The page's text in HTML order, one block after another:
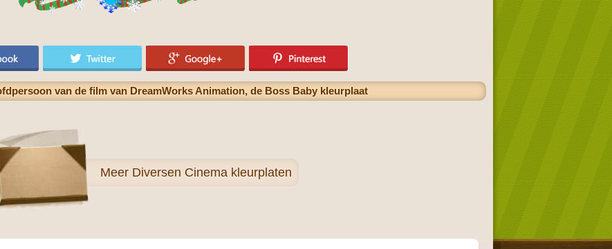
van de film van DreamWorks Animation, de Boss Baby kleurplaat
Meer Diversen Cinema kleurplaten